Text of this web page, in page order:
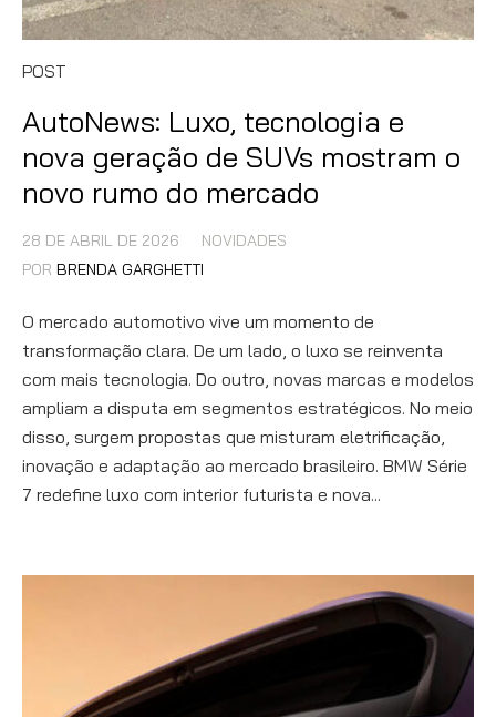
POST
AutoNews: Luxo, tecnologia e
nova geração de SUVs mostram o
novo rumo do mercado
28 DE ABRIL DE 2026
NOVIDADES
POR BRENDA GARGHETTI
O mercado automotivo vive um momento de
transformação clara. De um lado, o luxo se reinventa
com mais tecnologia. Do outro, novas marcas e modelos
ampliam a disputa em segmentos estratégicos. No meio
disso, surgem propostas que misturam eletrificação,
inovação e adaptação ao mercado brasileiro. BMW Série
7 redefine luxo com interior futurista e nova...